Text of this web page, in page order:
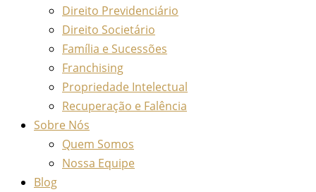
Direito Previdenciário
Direito Societário
Família e Sucessões
Franchising
Propriedade Intelectual
Recuperação e Falência
Sobre Nós
Quem Somos
Nossa Equipe
Blog